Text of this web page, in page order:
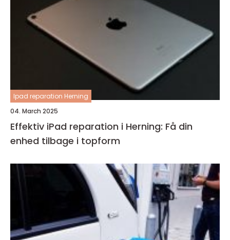
Ipad reparation Herning
04. March 2025
Effektiv iPad reparation i Herning: Få din
enhed tilbage i topform